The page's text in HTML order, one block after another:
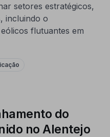
setores estratégicos,
incluindo o
flutuantes em
do
no Alentejo